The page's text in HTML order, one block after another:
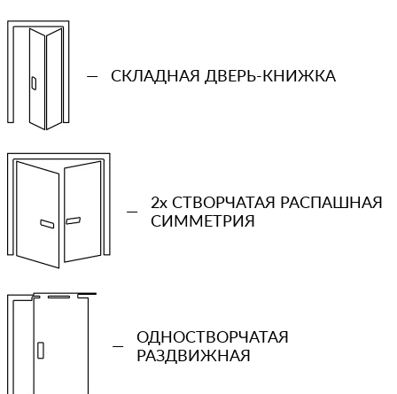
— СКЛАДНАЯ ДВЕРЬ-КНИЖКА
—
2x СТВОРЧАТАЯ РАСПАШНАЯ
СИММЕТРИЯ
—
ОДНОСТВОРЧАТАЯ
РАЗДВИЖНАЯ
+7 (931) 913-51-83
Ваш телефон
Количество проемов